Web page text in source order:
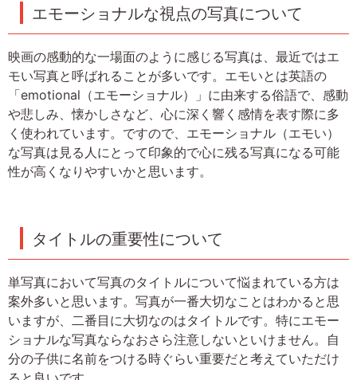
エモーショナルな視点の写真について
映画の感動的な一場面のように感じる写真は、最近ではエ
モい写真と呼ばれることが多いです。エモいとは英語の
「emotional（エモーショナル）」に由来する俗語で、感動
や悲しみ、懐かしさなど、心に深く響く感情を表す際に多
く使われています。ですので、エモーショナル（エモい）
な写真は見る人にとって印象的で心に残る写真になる可能
性が高くなりやすいかと思います。
タイトルの重要性について
単写真において写真のタイトルについて悩まれている方は
案外多いと思います。写真が一番大切なことはわかると思
いますが、二番目に大切なのはタイトルです。特にエモー
ショナルな写真ならなおさら注意しないといけません。自
分の子供に名前をつける時ぐらい重要だと考えていただけ